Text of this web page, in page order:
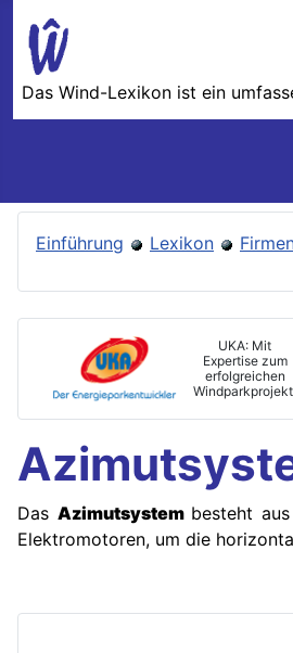
Das Wind-Lexikon ist ein
Einführung Lexikon
UKA: Mit
Expertise zum
erfolgreichen
Das Azimutsystem besteht
Elektromotoren, um die